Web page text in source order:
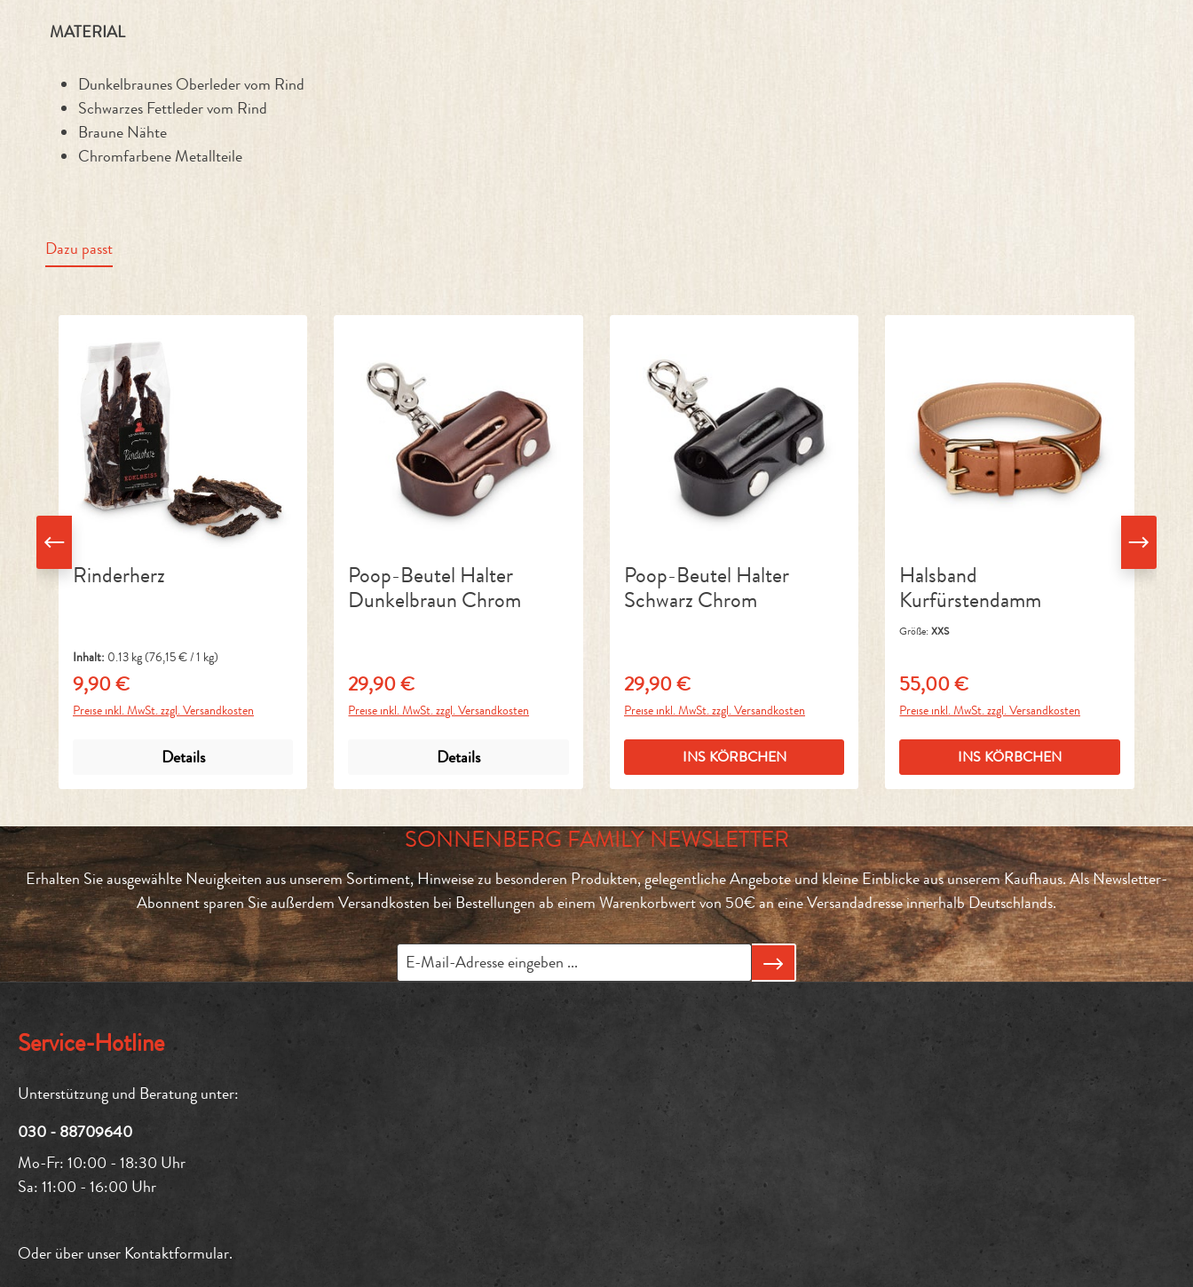
MATERIAL
Dunkelbraunes Oberleder vom Rind
Schwarzes Fettleder vom Rind
Braune Nähte
Chromfarbene Metallteile
Dazu passt
Rinderherz
Inhalt: 0.13 kg(76,15 € / 1 kg)
Regulärer Preis:
9,90 €
Preise inkl. MwSt. zzgl. Versandkosten
Details
Poop-Beutel Halter
Dunkelbraun Chrom
Regulärer Preis:
29,90 €
Preise inkl. MwSt. zzgl. Versandkosten
Details
Poop-Beutel Halter
Schwarz Chrom
Regulärer Preis:
29,90 €
Preise inkl. MwSt. zzgl. Versandkosten
INS KÖRBCHEN
Halsband
Kurfürstendamm
Größe:XXS
Regulärer Preis:
55,00 €
Preise inkl. MwSt. zzgl. Versandkosten
INS KÖRBCHEN
SONNENBERG FAMILY NEWSLETTER
Erhalten Sie ausgewählte Neuigkeiten aus unserem Sortiment, Hinweise zu besonderen Produkten, gelegentliche Angebote und kleine Einblicke aus unserem Kaufhaus. Als Newsletter-
Abonnent sparen Sie außerdem Versandkosten bei Bestellungen ab einem Warenkorbwert von 50€ an eine Versandadresse innerhalb Deutschlands.
Service-Hotline
Unterstützung und Beratung unter:
030 - 88709640
Mo-Fr: 10:00 - 18:30 Uhr
Sa: 11:00 - 16:00 Uhr
Oder über unserKontaktformular.